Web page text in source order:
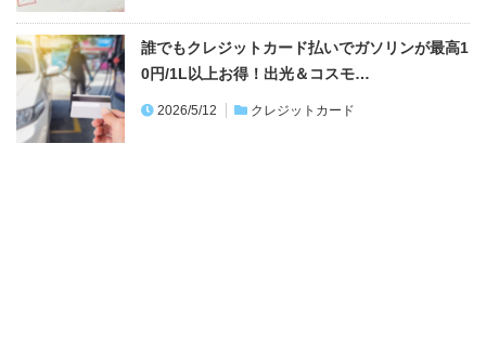
誰でもクレジットカード払いでガソリンが最高1
0円/1L以上お得！出光＆コスモ…
2026/5/12 クレジットカード